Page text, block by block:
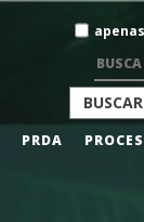
Busca
BUSCA
PRDA